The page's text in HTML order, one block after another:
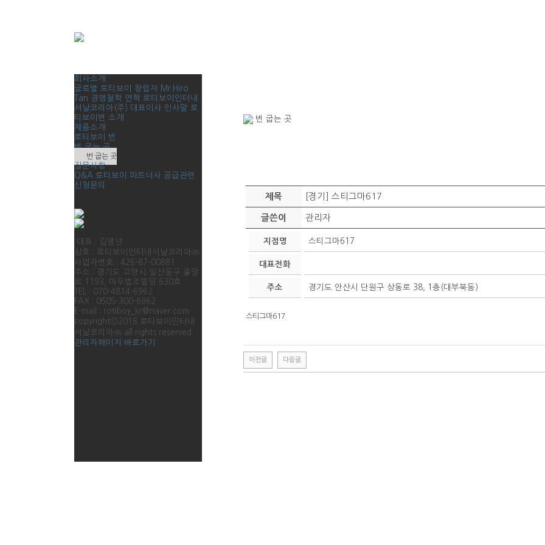
회사소개
글로벌 로티보이
창립자 Mr.Hiro
Tan 경영철학 연혁 로티보이인터내
셔날코리아(주) 대표이사 인사말 로
티보이번 소개
제품소개
로티보이 번
번 굽는 곳
번 굽는 곳
질문사항
Q&A 로티보이 파트너사 공급관련
신청문의
대표 : 김명년
상호 : 로티보이인터내셔날코리아㈜
사업자번호 : 426-87-00881
주소 : 경기도 고양시 일산동구 중앙
로 1193, 마두법조빌딩 630호
TEL : 070-4814-6962
FAX : 0505-300-6962
E-mail : rotiboy_kr@naver.com
copyrightⓒ2018 로티보이인터내
셔날코리아㈜ all rights reserved.
관리자페이지 바로가기
번 굽는 곳
제목 [경기] 스티그마617
글쓴이 관리자
지점명 스티그마617
대표전화
주소 경기도 안산시 단원구 상동로 38, 1층(대부북동)
스티그마617
이전글 다음글